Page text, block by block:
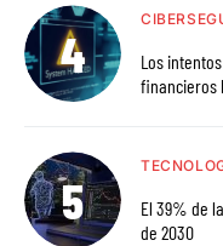
Los
financieros
El 39% de
de 2030